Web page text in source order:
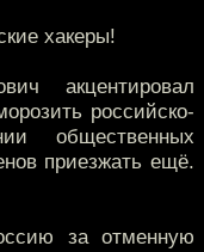
хакеры!
акцентировал
российско-
общественных
приезжать ещё.
за отменную